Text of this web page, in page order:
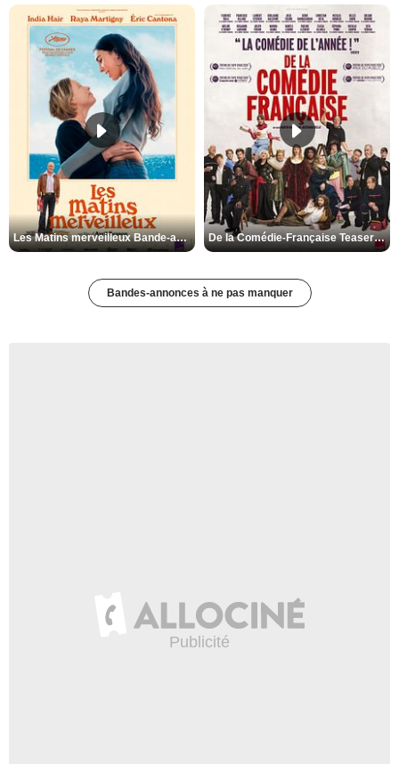
Les Matins merveilleux Bande-annonce VF De la Comédie-Française Teaser VF
Bandes-annonces à ne pas manquer